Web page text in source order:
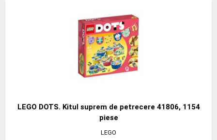
LEGO DOTS. Kitul suprem de petrecere 41806, 1154
piese
LEGO